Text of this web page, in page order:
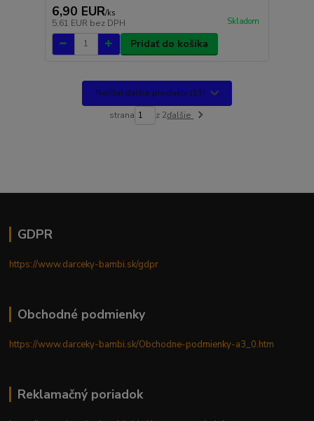
6,90 EUR/ks
5,61 EUR bez DPH Skladom
Pridať do košíka
Načítať ďalšie produkty (13)
strana z 2ďalšie
GDPR
https://www.darceky-bambi.sk/gdpr
Obchodné podmienky
https://www.darceky-bambi.sk/Obchodne-podmienky-a3_0.htm
Reklamačný poriadok